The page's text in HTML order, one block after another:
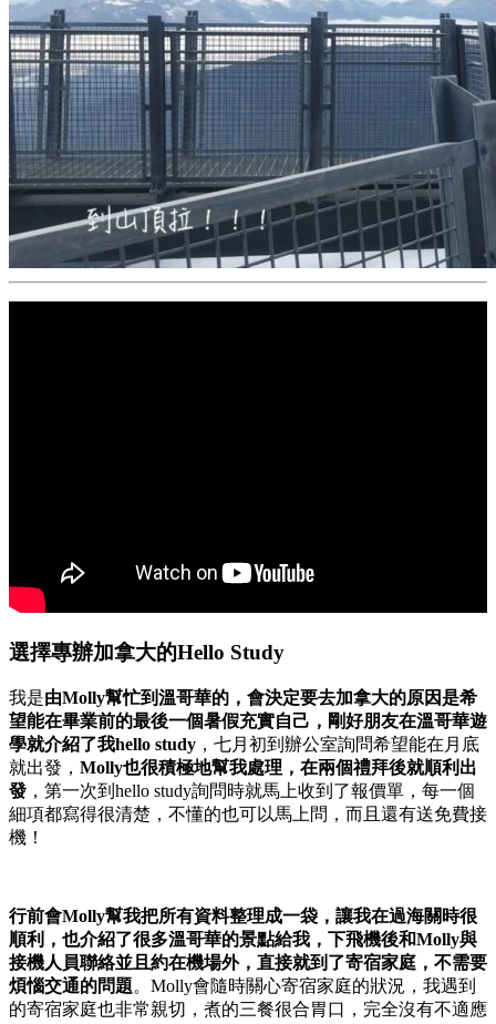
選擇專辦加拿大的Hello Study
我是由Molly幫忙到溫哥華的，會決定要去加拿大的原因是希
望能在畢業前的最後一個暑假充實自己，剛好朋友在溫哥華遊
學就介紹了我hello study ，七月初到辦公室詢問希望能在月底
就出發， Molly也很積極地幫我處理，在兩個禮拜後就順利出
發 ，第一次到hello study詢問時就馬上收到了報價單，每一個
細項都寫得很清楚，不懂的也可以馬上問，而且還有送免費接
機！
行前會Molly幫我把所有資料整理成一袋，讓我在過海關時很
順利，也介紹了很多溫哥華的景點給我，下飛機後和Molly與
接機人員聯絡並且約在機場外，直接就到了寄宿家庭，不需要
煩惱交通的問題。Molly會隨時關心寄宿家庭的狀況，我遇到
的寄宿家庭也非常親切，煮的三餐很合胃口，完全沒有不適應